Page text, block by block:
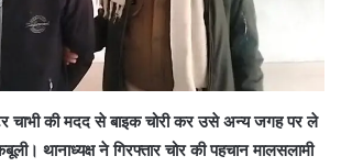
चाभी की मदद से बाइक चोरी कर उसे अन्य जगह पर ले
थानाध्यक्ष ने गिरफ्तार चोर की पहचान मालसलामी